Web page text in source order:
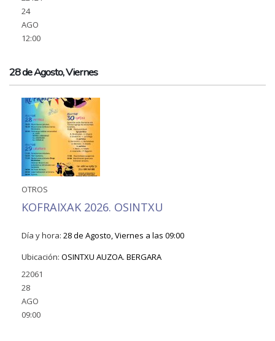
24
AGO
12:00
28 de Agosto, Viernes
OTROS
KOFRAIXAK 2026. OSINTXU
Día y hora: 28 de Agosto, Viernes a las 09:00
Ubicación: OSINTXU AUZOA. BERGARA
22061
28
AGO
09:00